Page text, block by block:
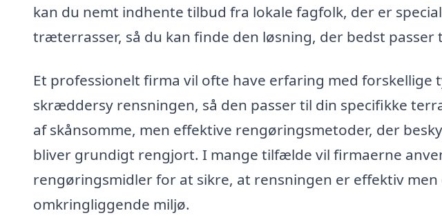
kan du nemt indhente tilbud fra lokale fagfolk, der er
træterrasser, så du kan finde den løsning, der bedst passer
Et professionelt firma vil ofte have erfaring med
skræddersy rensningen, så den passer til din specifikke
af skånsomme, men effektive rengøringsmetoder, der
bliver grundigt rengjort. I mange tilfælde vil firmaerne
rengøringsmidler for at sikre, at rensningen er effektiv
omkringliggende miljø.